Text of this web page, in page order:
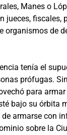
Manes o
jueces, fiscales,
organismos de
tenía el
prófugas.
para
bajo su órbita
armarse con
sobre la